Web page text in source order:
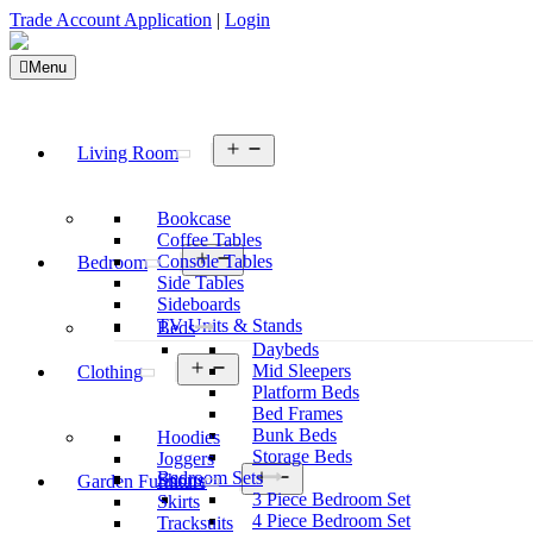
Trade Account Application | Login
Menu
Living Room
menu
Bookcase
Coffee Tables
Console Tables
Side Tables
Sideboards
TV Units & Stands
Bedroom
Open
menu
Beds
Daybeds
Mid Sleepers
Platform Beds
Bed Frames
Bunk Beds
Storage Beds
Bedroom Sets
3 Piece Bedroom Set
4 Piece Bedroom Set
Clothing
Open
menu
Hoodies
Joggers
Shorts
Skirts
Tracksuits
Garden Furniture
menu